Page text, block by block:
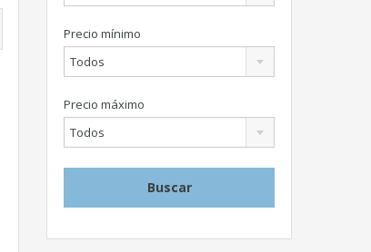
Precio mínimo
Todos
Precio máximo
Todos